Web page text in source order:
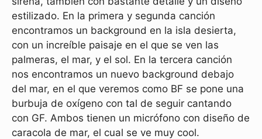
estilizado. En la primera y segunda canción
encontramos un background en la isla desierta,
con un increíble paisaje en el que se ven las
palmeras, el mar, y el sol. En la tercera canción
nos encontramos un nuevo background debajo
del mar, en el que veremos como BF se pone una
burbuja de oxígeno con tal de seguir cantando
con GF. Ambos tienen un micrófono con diseño de
caracola de mar, el cual se ve muy cool.